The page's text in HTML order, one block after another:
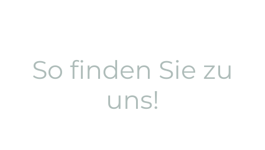
So finden Sie zu
uns!